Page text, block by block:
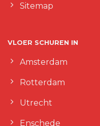
Sitemap
VLOER SCHUREN IN
Amsterdam
Rotterdam
Utrecht
Enschede